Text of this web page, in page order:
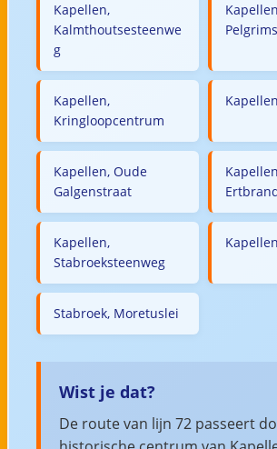
Kapellen,
Kalmthoutsesteenwe
g
Kapellen,
Kringloopcentrum
Kapellen, Oude
Galgenstraat
Kapellen,
Stabroeksteenweg
Stabroek, Moretuslei
Wist je dat?
De route van lijn 72 passeert